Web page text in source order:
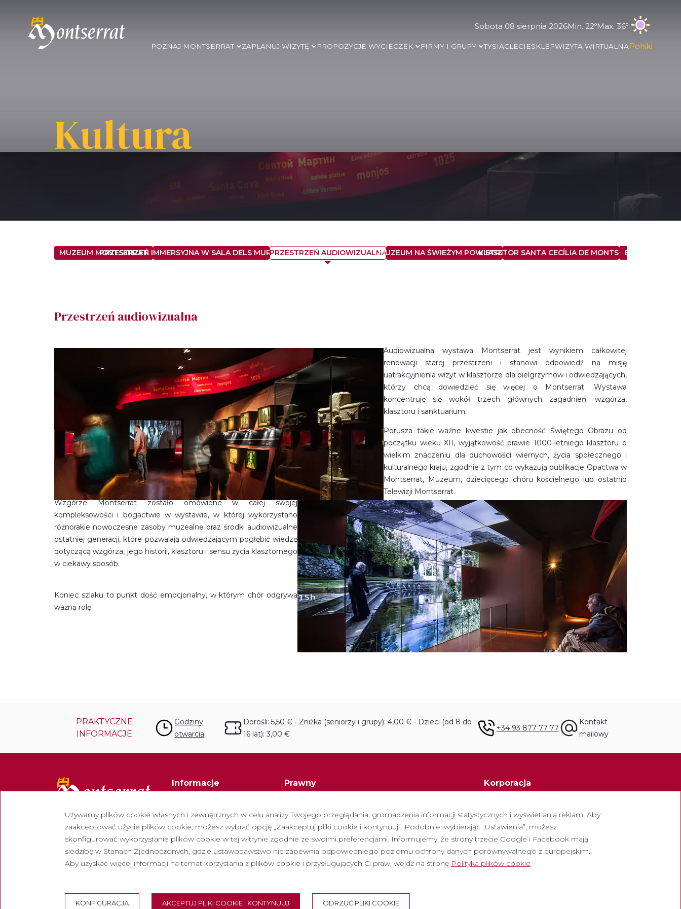
Sobota 08 sierpnia 2026Min. 22ºMax. 36º
POZNAJ MONTSERRAT ZAPLANUJ WIZYTĘ PROPOZYCJE WYCIECZEK FIRMY I GRUPY TYSIĄCLECIESKLEPWIZYTA WIRTUALNAPolski
Kultura
MUZEUM MONTSERRAT
PRZESTRZEŃ IMMERSYJNA W SALA DELS MURS Z WIEKU XIVPRZESTRZEŃ AUDIOWIZUALNAMUZEUM NA ŚWIEŻYM POWIETRZUKLASZTOR SANTA CECÍLIA DE MONTSERRATBIBLIOTEKA
Przestrzeń audiowizualna
Audiowizualna wystawa Montserrat jest wynikiem całkowitej
renowacji starej przestrzeni i stanowi odpowiedź na misję
uatrakcyjnienia wizyt w klasztorze dla pielgrzymów i odwiedzających,
którzy chcą dowiedzieć się więcej o Montserrat. Wystawa
koncentruję się wokół trzech głównych zagadnień: wzgórza,
klasztoru i sanktuarium.
Porusza takie ważne kwestie jak obecność Świętego Obrazu od
początku wieku XII, wyjątkowość prawie 1000-letniego klasztoru o
wielkim znaczeniu dla duchowości wiernych, życia społecznego i
kulturalnego kraju, zgodnie z tym co wykazują publikacje Opactwa w
Montserrat, Muzeum, dziecięcego chóru kościelnego lub ostatnio
Telewizji Montserrat.
Wzgórze Montserrat zostało omówione w całej swojej
kompleksowości i bogactwie w wystawie, w której wykorzystano
różnorakie nowoczesne zasoby muzealne oraz środki audiowizualne
ostatniej generacji, które pozwalają odwiedzającym pogłębić wiedzę
dotyczącą wzgórza, jego historii, klasztoru i sensu życia klasztornego
w ciekawy sposób.
Koniec szlaku to punkt dość emocjonalny, w którym chór odgrywa
ważną rolę.
PRAKTYCZNE
INFORMACJE
Godziny
otwarcia
Dorośli: 5,50 € - Zniżka (seniorzy i grupy): 4,00 € - Dzieci (od 8 do
16 lat): 3,00 €
+34 93 877 77 77
Kontakt
mailowy
Informacje
Biuletyn
Pracuj z nami
Często zadawane pytania
Turystyczny bilet wstępu
Prawny
Polityka cookies
Polityka dotycząca mediów społecznościowych
Kanał zgłoszen
Nota prawna
Korporacja
Escolania de Montserrat
Muzeum Montserrat
Używamy plików cookie własnych i zewnętrznych w celu analizy Twojego przeglądania, gromadzenia informacji statystycznych i wyświetlania reklam. Aby
zaakceptować użycie plików cookie, możesz wybrać opcję „Zaakceptuj pliki cookie i kontynuuj”. Podobnie, wybierając „Ustawienia”, możesz
skonfigurować wykorzystanie plików cookie w tej witrynie zgodnie ze swoimi preferencjami. Informujemy, że strony trzecie Google i Facebook mają
siedzibę w Stanach Zjednoczonych, gdzie ustawodawstwo nie zapewnia odpowiedniego poziomu ochrony danych porównywalnego z europejskim.
Aby uzyskać więcej informacji na temat korzystania z plików cookie i przysługujących Ci praw, wejdź na stronę Polityka plików cookie
KONFIGURACJA AKCEPTUJ PLIKI COOKIE I KONTYNUUJ ODRZUĆ PLIKI COOKIE